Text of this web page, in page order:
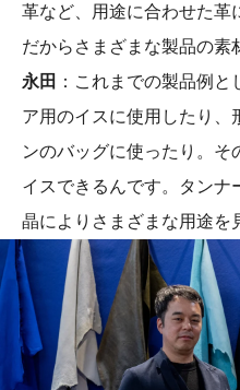
革など、用途に合わせた革
だからさまざまな製品の素
永田 ：これまでの製品例
ア用のイスに使用したり、
ンのバッグに使ったり。そ
イスできるんです。タンナ
晶によりさまざまな用途を